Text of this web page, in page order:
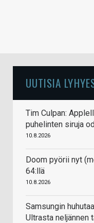
UUTISIA
Tim Culpan:
puhelinten siruja
10.8.2026
Doom pyörii nyt
64:llä
10.8.2026
Samsungin
Ultrasta neljännen